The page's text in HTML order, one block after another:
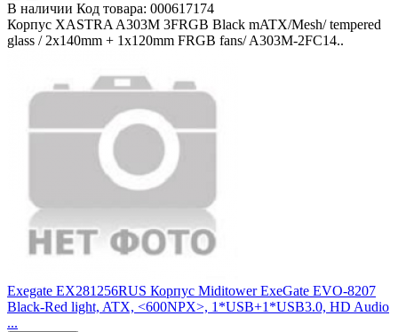
В наличии Код товара: 000617174
Корпус XASTRA A303M 3FRGB Black mATX/Mesh/ tempered
glass / 2x140mm + 1x120mm FRGB fans/ A303M-2FC14..
Exegate EX281256RUS Корпус Miditower ExeGate EVO-8207
Black-Red light, ATX, <600NPX>, 1*USB+1*USB3.0, HD Audio
...